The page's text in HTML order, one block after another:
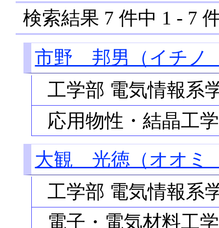
検索結果 7 件中 1 - 7
市野 邦男（イチノ
工学部 電気情報系
応用物性・結晶工
大観 光徳（オオミ
工学部 電気情報系
電子・電気材料工学